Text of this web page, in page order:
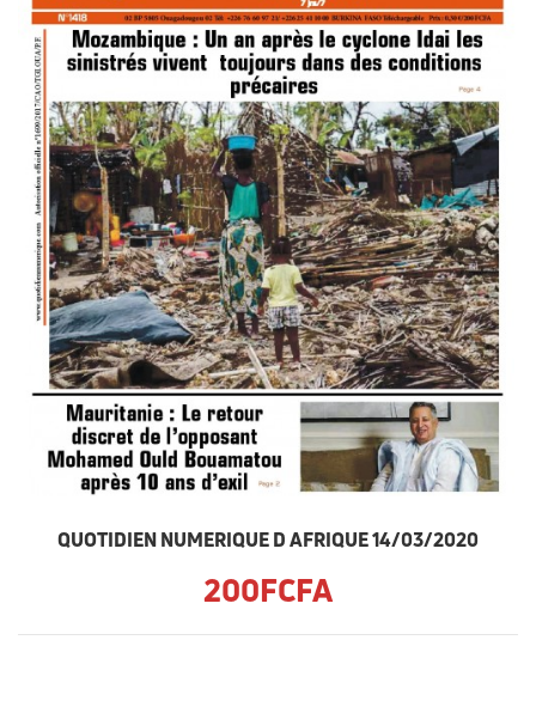
QUOTIDIEN NUMERIQUE D AFRIQUE 14/03/2020
200FCFA